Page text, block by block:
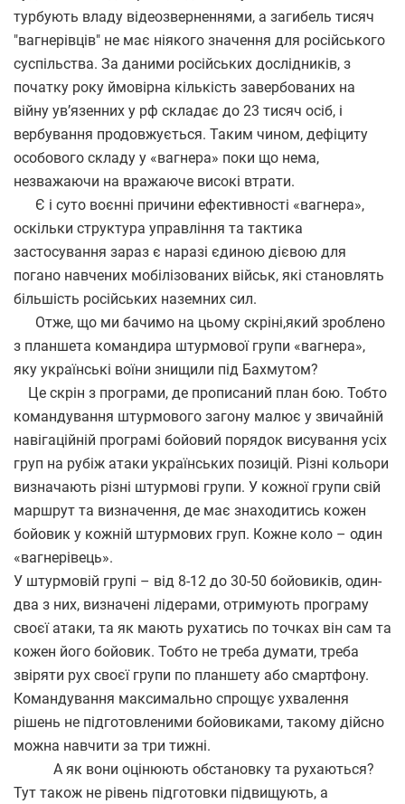
турбують владу відеозверненнями, а загибель тисяч
"вагнерівців" не має ніякого значення для російського
суспільства. За даними російських дослідників, з
початку року ймовірна кількість завербованих на
війну ув’язенних у рф складає до 23 тисяч осіб, і
вербування продовжується. Таким чином, дефіциту
особового складу у «вагнера» поки що нема,
незважаючи на вражаюче високі втрати.
Є і суто воєнні причини ефективності «вагнера»,
оскільки структура управління та тактика
застосування зараз є наразі єдиною дієвою для
погано навчених мобілізованих військ, які становлять
більшість російських наземних сил.
Отже, що ми бачимо на цьому скріні,який зроблено
з планшета командира штурмової групи «вагнера»,
яку українські воїни знищили під Бахмутом?
Це скрін з програми, де прописаний план бою. Тобто
командування штурмового загону малює у звичайній
навігаційній програмі бойовий порядок висування усіх
груп на рубіж атаки українських позицій. Різні кольори
визначають різні штурмові групи. У кожної групи свій
маршрут та визначення, де має знаходитись кожен
бойовик у кожній штурмових груп. Кожне коло – один
«вагнерівець».
У штурмовій групі – від 8-12 до 30-50 бойовиків, один-
два з них, визначені лідерами, отримують програму
своєї атаки, та як мають рухатись по точках він сам та
кожен його бойовик. Тобто не треба думати, треба
звіряти рух своєї групи по планшету або смартфону.
Командування максимально спрощує ухвалення
рішень не підготовленими бойовиками, такому дійсно
можна навчити за три тижні.
А як вони оцінюють обстановку та рухаються?
Тут також не рівень підготовки підвищують, а